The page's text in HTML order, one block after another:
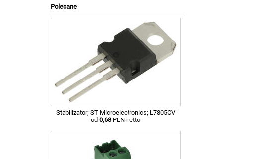
Polecane
Stabilizator; ST Microelectronics; L7805CV
od 0,68 PLN netto